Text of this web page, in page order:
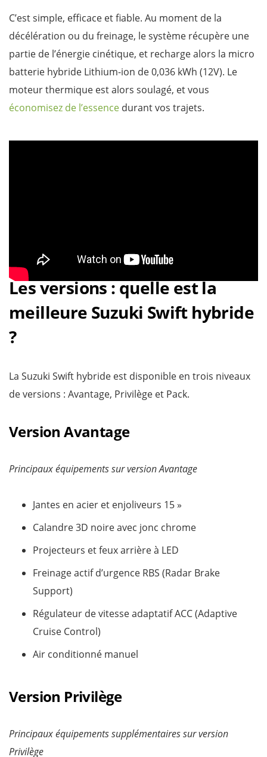
C’est simple, efficace et fiable. Au moment de la
décélération ou du freinage, le système récupère une
partie de l’énergie cinétique, et recharge alors la micro
batterie hybride Lithium-ion de 0,036 kWh (12V). Le
moteur thermique est alors soulagé, et vous
économisez de l’essence durant vos trajets.
Les versions : quelle est la
meilleure Suzuki Swift hybride
?
La Suzuki Swift hybride est disponible en trois niveaux
de versions : Avantage, Privilège et Pack.
Version Avantage
Principaux équipements sur version Avantage
Jantes en acier et enjoliveurs 15 »
Calandre 3D noire avec jonc chrome
Projecteurs et feux arrière à LED
Freinage actif d’urgence RBS (Radar Brake
Support)
Régulateur de vitesse adaptatif ACC (Adaptive
Cruise Control)
Air conditionné manuel
Version Privilège
Principaux équipements supplémentaires sur version
Privilège